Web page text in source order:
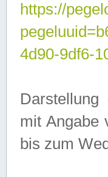
https://
4d90-9df6-
Darstellung
mit Angabe
bis zum